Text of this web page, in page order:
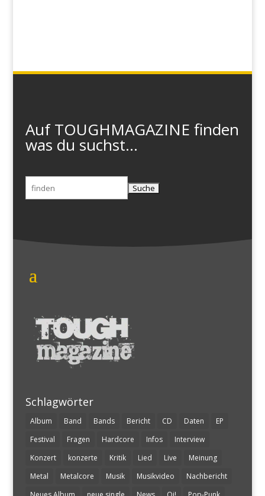
Auf TOUGHMAGAZINE finden
was du suchst...
Suchen
nach:
Schlagwörter
Album Band Bands Bericht CD Daten
EP
Festival
Fragen Hardcore Infos
Interview
Konzert
konzerte Kritik Lied Live
Meinung
Metal
Metalcore Musik Musikvideo
Nachbericht